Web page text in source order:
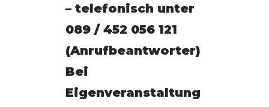
– telefonisch unter
089 / 452 056 121
(Anrufbeantworter)
Bei
Eigenveranstaltung